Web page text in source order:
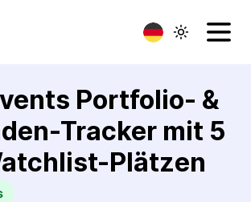
Portfolio- &
Tracker mit 5
Plätzen